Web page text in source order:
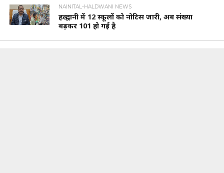
NAINITAL-HALDWANI NEWS
हल्द्वानी में 12 स्कूलों को नोटिस जारी, अब संख्या
बढ़कर 101 हो गई है